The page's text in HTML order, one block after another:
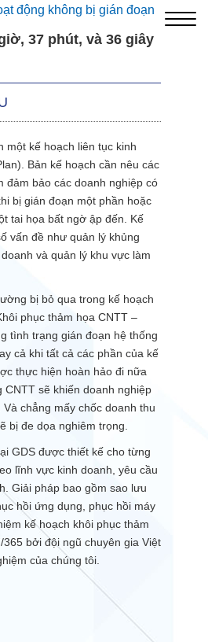
động không bị gián đoạn
37 phút, và 36 giây
một kế hoạch liên tục kinh
Bản kế hoạch cần nêu các
đảm bảo các doanh nghiệp có
bị gián đoạn một phần hoặc
tai họa bất ngờ ập đến. Kế
vấn đề như quản lý khủng
và quản lý khu vực làm
bị bỏ qua trong kế hoạch
phục thảm họa CNTT –
tình trạng gián đoạn hệ thống
cả khi tất cả các phần của kế
thực hiện hoàn hảo đi nữa
sẽ khiến doanh nghiệp
chẳng mấy chốc doanh thu
bị đe dọa nghiêm trọng.
GDS được thiết kế cho từng
lĩnh vực kinh doanh, yêu cầu
Giải pháp bao gồm sao lưu
hồi ứng dụng, phục hồi máy
kế hoạch khôi phục thảm
bởi đội ngũ chuyên gia Việt
của chúng tôi.